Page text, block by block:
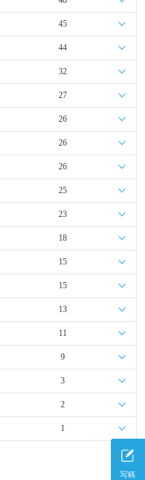
写稿
45
44
32
27
26
26
26
25
23
18
15
15
13
11
9
3
2
1
更多